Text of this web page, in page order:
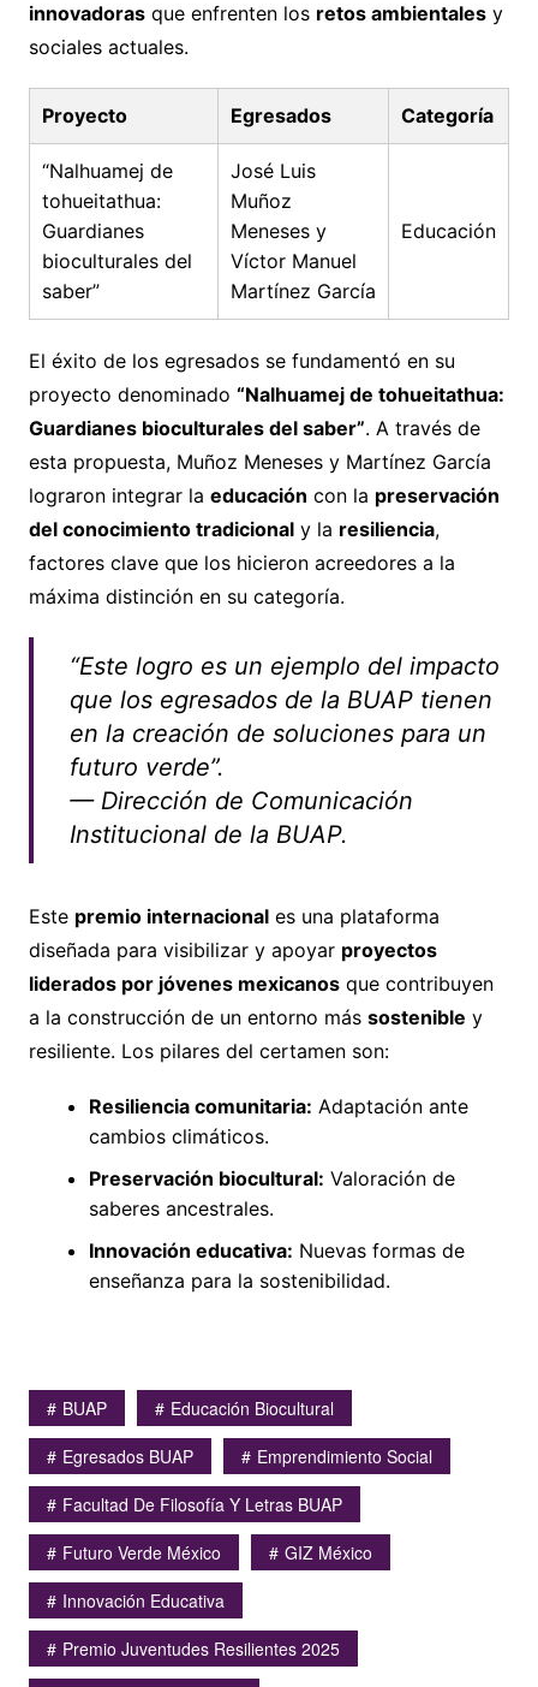
innovadorasque enfrenten los retos ambientalesy
sociales actuales.
Proyecto Egresados Categoría
“Nalhuamej de
tohueitathua:
Guardianes
bioculturales del
saber”
José Luis
Muñoz
Meneses y
Víctor Manuel
Martínez García
Educación
El éxito de los egresados se fundamentó en su
proyecto denominado “Nalhuamej de tohueitathua:
Guardianes bioculturales del saber”. A través de
esta propuesta, Muñoz Meneses y Martínez García
lograron integrar la educación con la preservación
del conocimiento tradicionaly la resiliencia,
factores clave que los hicieron acreedores a la
máxima distinción en su categoría.
“Este logro es un ejemplo del impacto
que los egresados de la BUAP tienen
en la creación de soluciones para un
futuro verde”.
— Dirección de Comunicación
Institucional de la BUAP.
Este premio internacionales una plataforma
diseñada para visibilizar y apoyar proyectos
liderados por jóvenes mexicanosque contribuyen
a la construcción de un entorno más sostenible y
resiliente. Los pilares del certamen son:
Resiliencia comunitaria: Adaptación ante
cambios climáticos.
Preservación biocultural: Valoración de
saberes ancestrales.
Innovación educativa: Nuevas formas de
enseñanza para la sostenibilidad.
BUAP
Educación Biocultural
Egresados BUAP
Emprendimiento Social
Facultad De Filosofía Y Letras BUAP
Futuro Verde México
GIZ México
Innovación Educativa
Premio Juventudes Resilientes 2025